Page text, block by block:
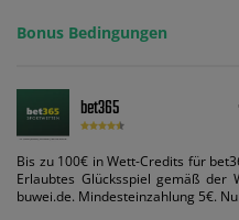
Bonus Bedingungen
bet365
Bis zu 100€ in Wett-Credits für
Erlaubtes Glücksspiel gemäß
buwei.de. Mindesteinzahlung 5€.